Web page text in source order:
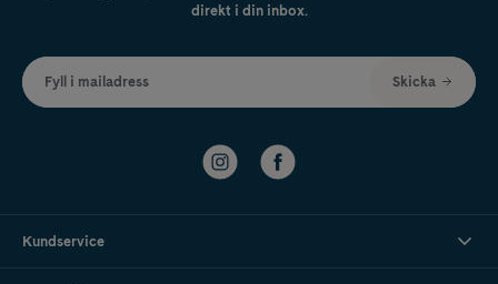
direkt i din inbox.
Fyll i mailadress Skicka
Kundservice